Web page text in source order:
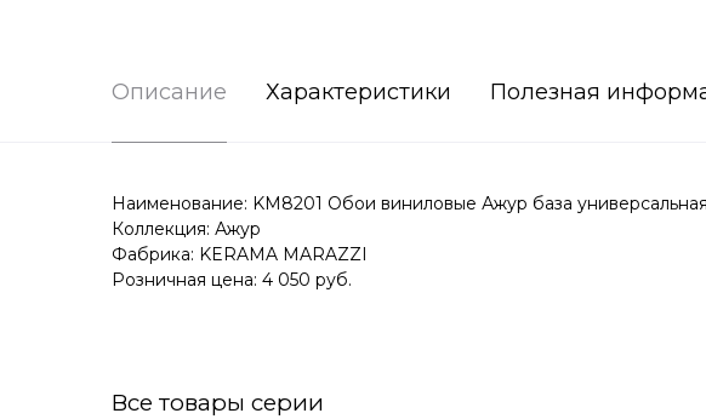
Описание Характеристики Полезная
Наименование: KM8201 Обои виниловые Ажур база
Коллекция: Ажур
Фабрика: KERAMA MARAZZI
Розничная цена: 4 050 руб.
Все товары серии